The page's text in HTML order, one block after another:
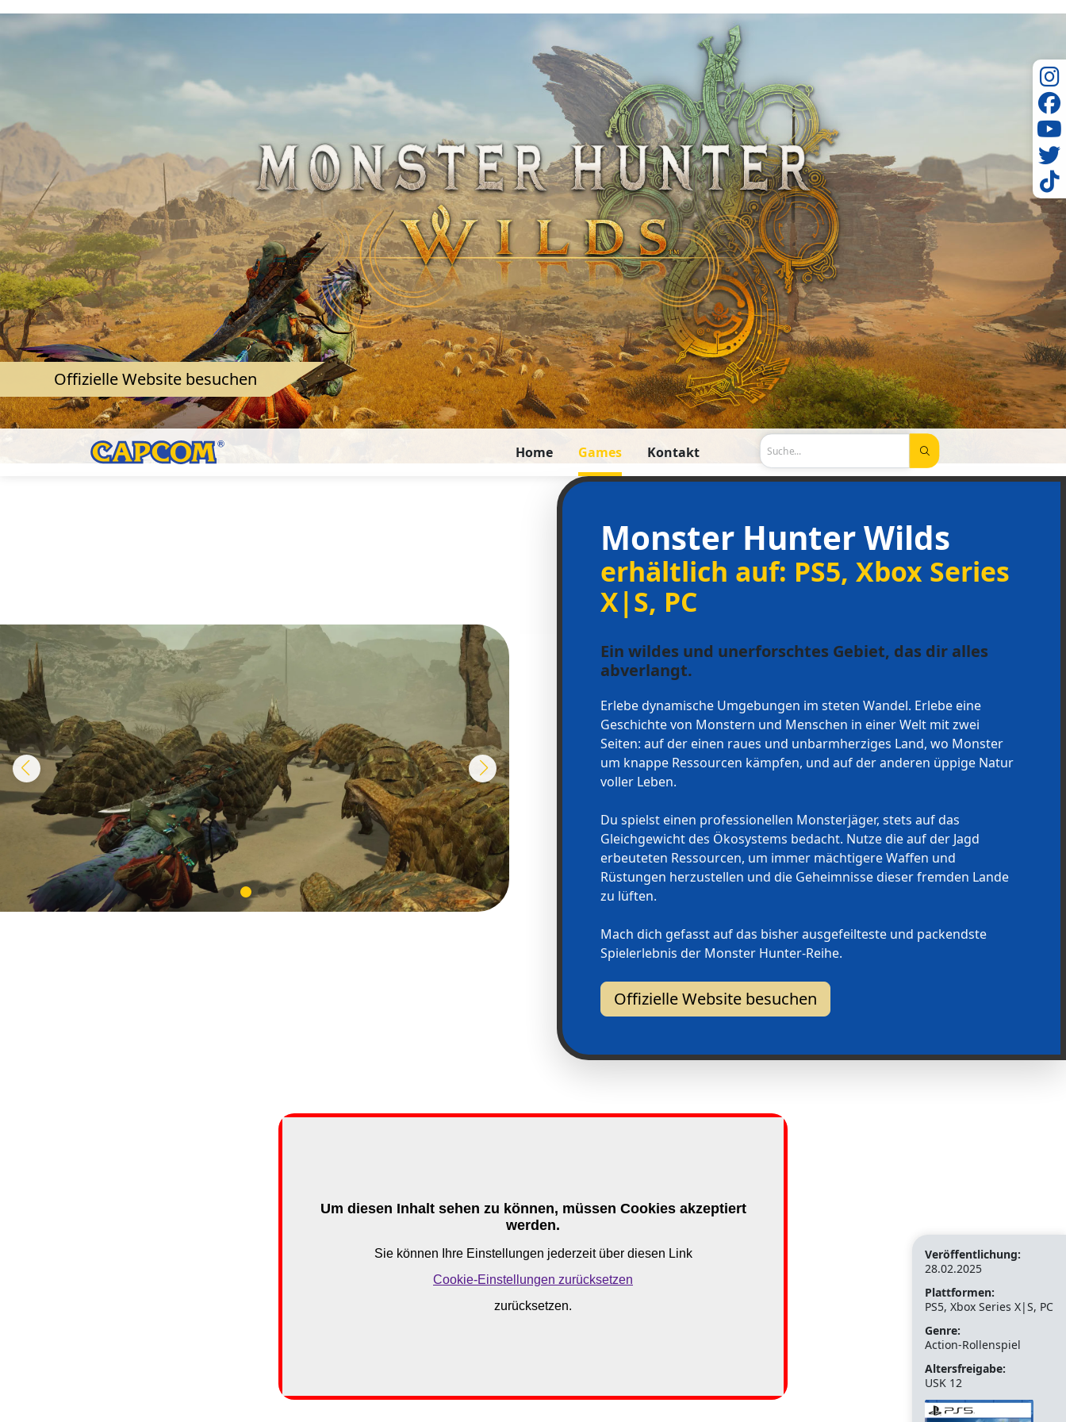
Home Games Kontakt Suche...
Offizielle Website besuchen
Monster Hunter Wilds
erhältlich auf: PS5, Xbox Series
X|S, PC
Ein wildes und unerforschtes Gebiet, das dir alles
abverlangt.
Erlebe dynamische Umgebungen im steten Wandel. Erlebe eine
Geschichte von Monstern und Menschen in einer Welt mit zwei
Seiten: auf der einen raues und unbarmherziges Land, wo Monster
um knappe Ressourcen kämpfen, und auf der anderen üppige Natur
voller Leben.
Du spielst einen professionellen Monsterjäger, stets auf das
Gleichgewicht des Ökosystems bedacht. Nutze die auf der Jagd
erbeuteten Ressourcen, um immer mächtigere Waffen und
Rüstungen herzustellen und die Geheimnisse dieser fremden Lande
zu lüften.
Mach dich gefasst auf das bisher ausgefeilteste und packendste
Spielerlebnis der Monster Hunter-Reihe.
Offizielle Website besuchen
Veröffentlichung:
28.02.2025
Plattformen:
PS5, Xbox Series X|S, PC
Genre:
Action-Rollenspiel
Altersfreigabe:
USK 12